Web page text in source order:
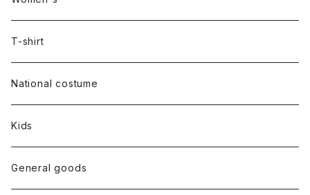
Outer
Dress
Tops
Bottoms
T-shirt
National costume
Kids
General goods